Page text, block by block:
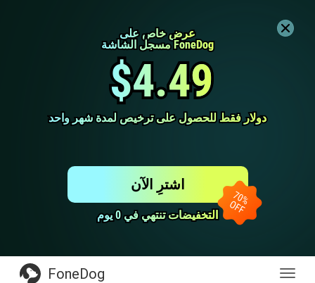
عرض خاص على
عرض خاص على
مسجل الشاشة FoneDog
مسجل الشاشة FoneDog
$4.49
$4.49
دولار فقط للحصول على ترخيص لمدة شهر واحد
دولار فقط للحصول على ترخيص لمدة شهر واحد
التخفيضات تنتهي في 0 يوم
التخفيضات تنتهي في 0 يوم
اشترِ الآن
FoneDog